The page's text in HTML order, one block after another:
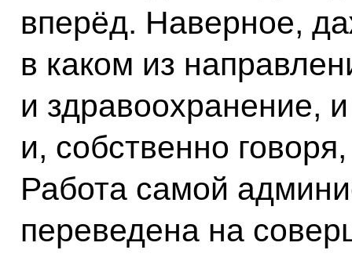
вперёд. Наверное,
в каком из
и здравоохранение,
и, собственно
Работа самой
переведена на